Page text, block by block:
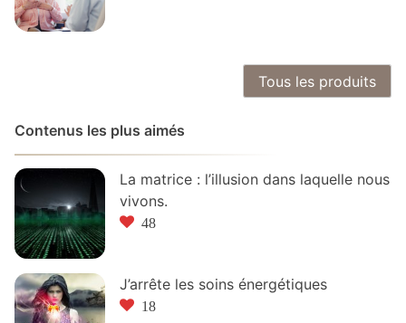
Tous les produits
Contenus les plus aimés
La matrice : l’illusion dans laquelle nous
vivons.
48
J’arrête les soins énergétiques
18